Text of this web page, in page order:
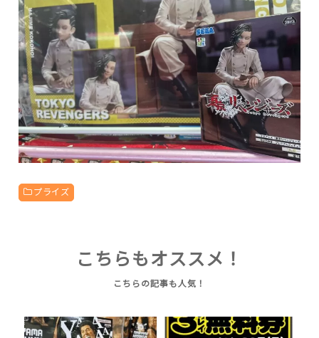
プライズ
こちらもオススメ！